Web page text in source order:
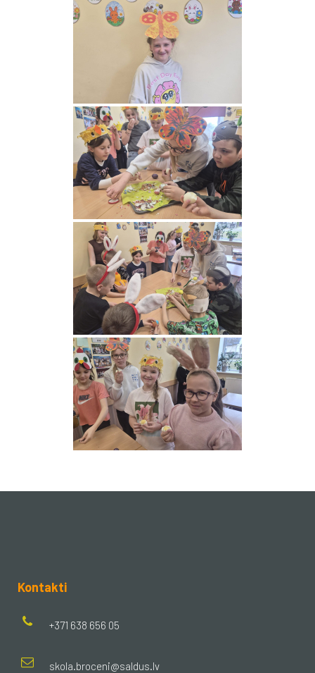
Kontakti
+371 638 656 05
skola.broceni@saldus.lv